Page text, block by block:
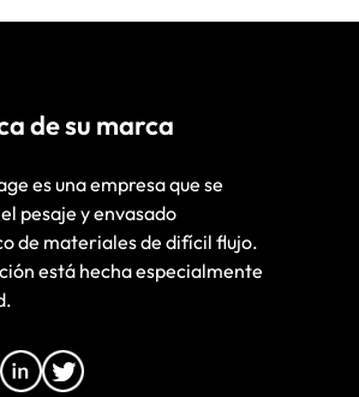
de su marca
es una empresa que se
pesaje y envasado
de materiales de difícil flujo.
está hecha especialmente